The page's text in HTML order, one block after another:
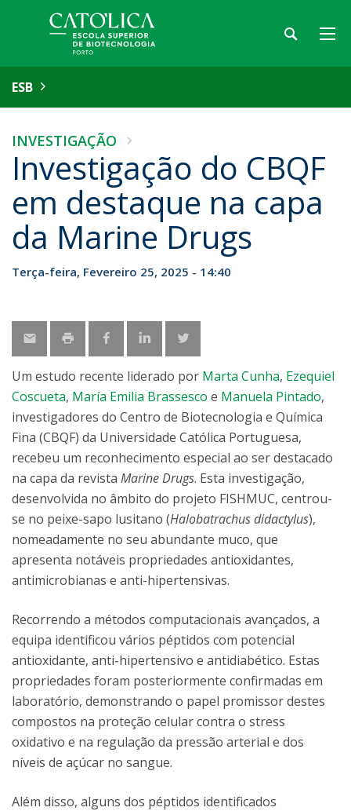
ESB
INVESTIGAÇÃO
Investigação do CBQF
em destaque na capa
da Marine Drugs
Terça-feira, Fevereiro 25, 2025 - 14:40
Um estudo recente liderado por Marta Cunha, Ezequiel
Coscueta, María Emilia Brassesco e Manuela Pintado,
investigadores do Centro de Biotecnologia e Química
Fina (CBQF) da Universidade Católica Portuguesa,
recebeu um reconhecimento especial ao ser destacado
na capa da revista Marine Drugs. Esta investigação,
desenvolvida no âmbito do projeto FISHMUC, centrou-
se no peixe-sapo lusitano (Halobatrachus didactylus),
nomeadamente no seu abundante muco, que
apresenta notáveis propriedades antioxidantes,
antimicrobianas e anti-hipertensivas.
Recorrendo a métodos computacionais avançados, a
equipa identificou vários péptidos com potencial
antioxidante, anti-hipertensivo e antidiabético. Estas
propriedades foram posteriormente confirmadas em
laboratório, demonstrando o papel promissor destes
compostos na proteção celular contra o stress
oxidativo e na regulação da pressão arterial e dos
níveis de açúcar no sangue.
Além disso, alguns dos péptidos identificados